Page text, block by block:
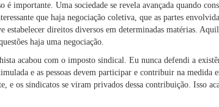
é importante. Uma sociedade se revela avançada quando
que haja negociação coletiva, que as partes
estabelecer direitos diversos em determinadas matérias.
haja uma negociação.
acabou com o imposto sindical. Eu nunca defendi a
e as pessoas devem participar e contribuir na medida
e os sindicatos se viram privados dessa contribuição. Isso